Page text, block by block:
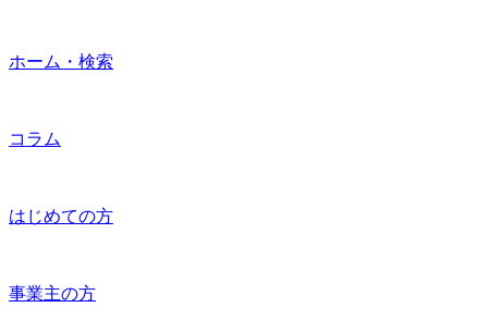
ホーム・検索
コラム
はじめての方
事業主の方